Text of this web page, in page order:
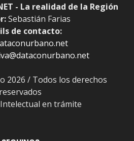
- La realidad de la Región
Sebastián Farias
de contacto:
2026 / Todos los derechos
reservados
en trámite